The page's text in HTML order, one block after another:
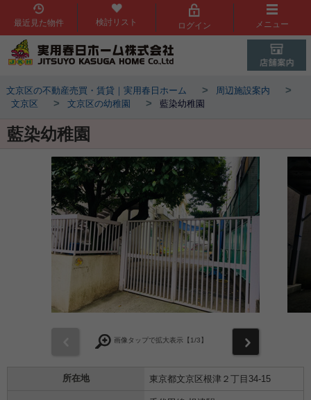
最近見た物件 検討リスト ログイン メニュー
文京区の不動産売買・賃貸｜実用春日ホーム > 周辺施設案内 >
文京区 > 文京区の幼稚園 > 藍染幼稚園
藍染幼稚園
画像タップで拡大表示【 1/3】
所在地 東京都文京区根津２丁目34-15